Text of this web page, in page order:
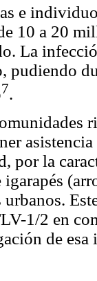
e
10 a 20
La
pudiendo
7.
por la
igarapés
urbanos.
1/2 en
de esa